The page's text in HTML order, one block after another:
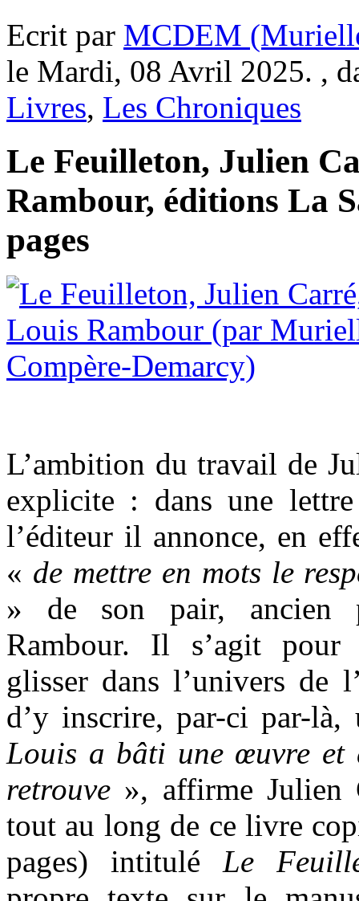
Ecrit par MCDEM
le Mardi, 08 Avril 2025. ,
Livres, Les Chroniques
Le Feuilleton, Julien
Rambour, éditions La
pages
L’ambition du travail de
explicite : dans une lettre
l’éditeur il annonce, en
« de mettre en mots le
» de son pair, ancien
Rambour. Il s’agit pour
glisser dans l’univers de
d’y inscrire, par-ci par-
Louis a bâti une œuvre et
retrouve », affirme Julien
tout au long de ce livre
pages) intitulé Le